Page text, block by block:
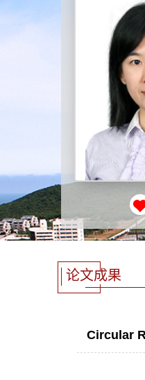
论文成果
Circular